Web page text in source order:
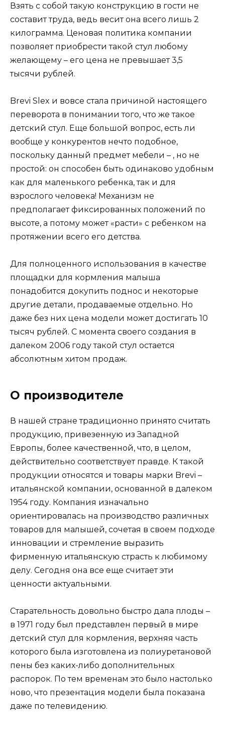
Взять с собой такую конструкцию в гости не
составит труда, ведь весит она всего лишь 2
килограмма. Ценовая политика компании
позволяет приобрести такой стул любому
желающему – его цена не превышает 3,5
тысячи рублей.
Brevi Slex и вовсе стала причиной настоящего
переворота в понимании того, что же такое
детский стул. Еще большой вопрос, есть ли
вообще у конкурентов нечто подобное,
поскольку данный предмет мебели – , но не
простой: он способен быть одинаково удобным
как для маленького ребенка, так и для
взрослого человека! Механизм не
предполагает фиксированных положений по
высоте, а потому может «расти» с ребенком на
протяжении всего его детства.
Для полноценного использования в качестве
площадки для кормления малыша
понадобится докупить поднос и некоторые
другие детали, продаваемые отдельно. Но
даже без них цена модели может достигать 10
тысяч рублей. С момента своего создания в
далеком 2006 году такой стул остается
абсолютным хитом продаж.
О производителе
В нашей стране традиционно принято считать
продукцию, привезенную из Западной
Европы, более качественной, что, в целом,
действительно соответствует правде. К такой
продукции относятся и товары марки Brevi –
итальянской компании, основанной в далеком
1954 году. Компания изначально
ориентировалась на производство различных
товаров для малышей, сочетая в своем подходе
инновации и стремление выразить
фирменную итальянскую страсть к любимому
делу. Сегодня она все еще считает эти
ценности актуальными.
Старательность довольно быстро дала плоды –
в 1971 году был представлен первый в мире
детский стул для кормления, верхняя часть
которого была изготовлена из полиуретановой
пены без каких-либо дополнительных
распорок. По тем временам это было настолько
ново, что презентация модели была показана
даже по телевидению.